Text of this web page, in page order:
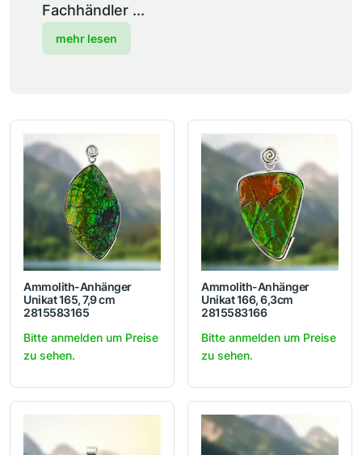
Fachhändler ...
mehr lesen
Ammolith-Anhänger
Unikat 165, 7,9 cm
2815583165
Bitte anmelden um Preise
zu sehen.
Ammolith-Anhänger
Unikat 166, 6,3cm
2815583166
Bitte anmelden um Preise
zu sehen.